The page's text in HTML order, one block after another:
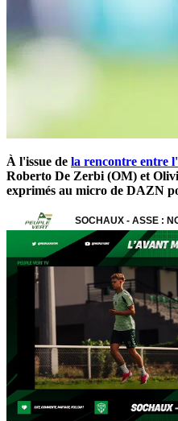
À l'issue de la rencontre entre
Roberto De Zerbi (OM) et
exprimés au micro de DAZN